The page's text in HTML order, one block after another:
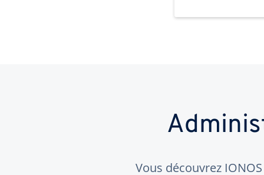
Vous découvrez